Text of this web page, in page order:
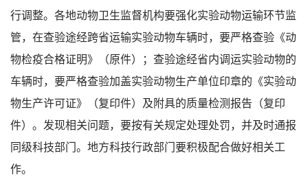
行调整。各地动物卫生监督机构要强化实验动物运输环节监
管，在查验途经跨省运输实验动物车辆时，要严格查验《动
物检疫合格证明》（原件）；查验途经省内调运实验动物的
车辆时，要严格查验加盖实验动物生产单位印章的《实验动
物生产许可证》（复印件）及附具的质量检测报告（复印
件）。发现相关问题，要按有关规定处理处罚，并及时通报
同级科技部门。地方科技行政部门要积极配合做好相关工
作。